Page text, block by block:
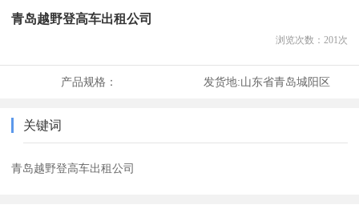
青岛越野登高车出租公司
浏览次数： 201次
产品规格： 发货地:山东省青岛城阳区
关键词
青岛越野登高车出租公司